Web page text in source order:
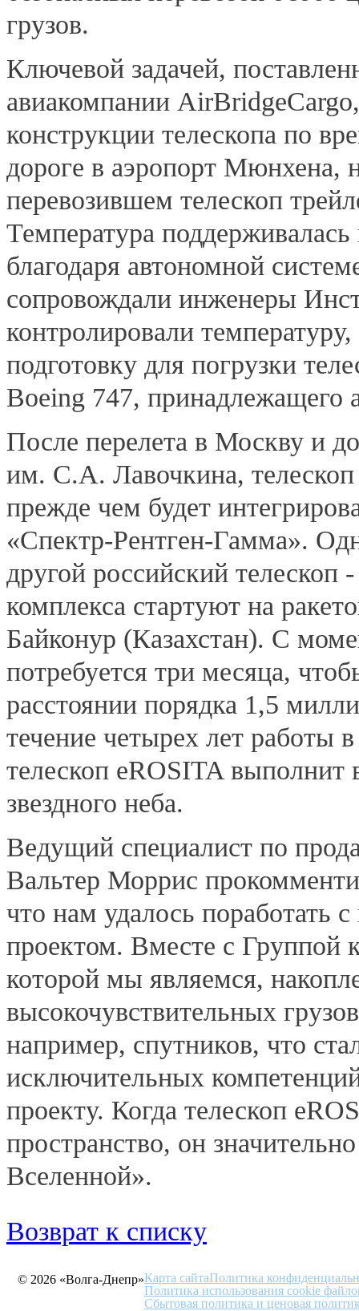
грузов.
Ключевой задачей,
авиакомпании
конструкции телескопа по
дороге в аэропорт Мюнхена,
перевозившем телескоп
Температура
благодаря автономной
сопровождали инженеры
контролировали
подготовку для погрузки
Boeing 747, принадлежащего
После перелета в Москву и
им. С.А. Лавочкина,
прежде чем будет
«Спектр-Рентген-Гамма».
другой российский
комплекса стартуют на
Байконур (Казахстан). С
потребуется три месяца,
расстоянии порядка 1,5
течение четырех лет работы
телескоп eROSITA
звездного неба.
Ведущий специалист по
Вальтер Моррис
что нам удалось поработать
проектом. Вместе с Группой
которой мы являемся,
высокочувствительных
например, спутников, что
исключительных
проекту. Когда телескоп
пространство, он
Вселенной».
Возврат к списку
© 2026 «Волга-Днепр»Карта сайтаПолитика
Политика использования cookie
Сбытовая политика и ценовая